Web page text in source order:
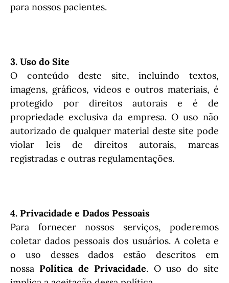
para nossos pacientes.
3. Uso do Site
O conteúdo deste site, incluindo textos,
imagens, gráficos, vídeos e outros materiais, é
protegido por direitos autorais e é de
propriedade exclusiva da empresa. O uso não
autorizado de qualquer material deste site pode
violar leis de direitos autorais, marcas
registradas e outras regulamentações.
4. Privacidade e Dados Pessoais
Para fornecer nossos serviços, poderemos
coletar dados pessoais dos usuários. A coleta e
o uso desses dados estão descritos em
nossa Política de Privacidade. O uso do site